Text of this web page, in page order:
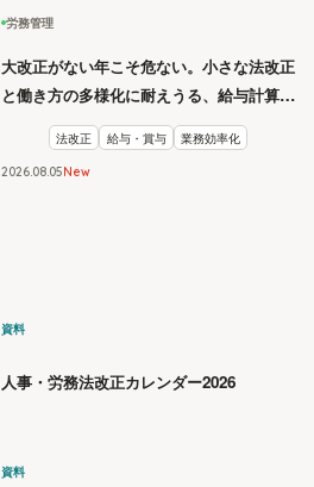
労務管理
大改正がない年こそ危ない。小さな法改正
と働き方の多様化に耐えうる、給与計算と
リスク管理
法改正 給与・賞与 業務効率化
2026.08 05New
資料
人事・労務法改正カレンダー2026
資料